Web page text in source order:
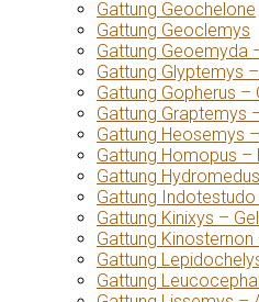
Gattung Geochelone
Gattung Geoclemys
Gattung Geoemyda
Gattung Glyptemys
Gattung Gopherus
Gattung Graptemys
Gattung Heosemys
Gattung Homopus –
Gattung
Gattung
Gattung Kinixys –
Gattung
Gattung
Gattung